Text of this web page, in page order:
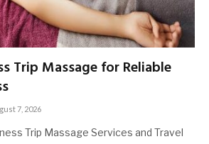
Trip Massage for Reliable
7, 2026
Trip Massage Services and Travel